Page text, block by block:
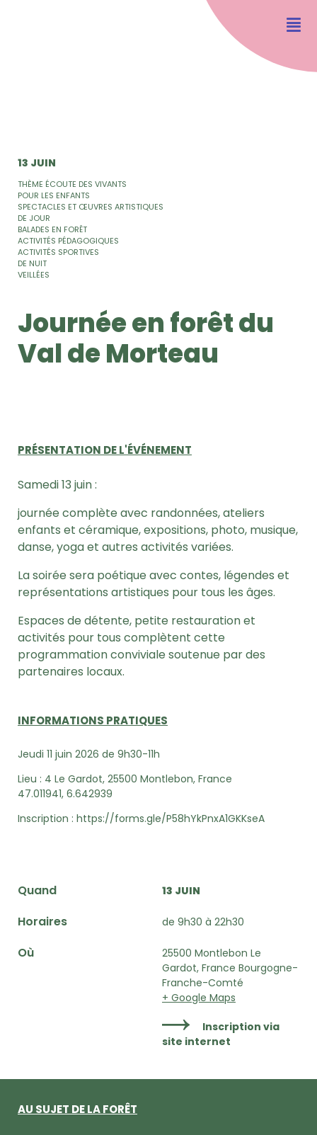
13 JUIN
THÈME ÉCOUTE DES VIVANTS
POUR LES ENFANTS
SPECTACLES ET ŒUVRES ARTISTIQUES
DE JOUR
BALADES EN FORÊT
ACTIVITÉS PÉDAGOGIQUES
ACTIVITÉS SPORTIVES
DE NUIT
VEILLÉES
Journée en forêt du
Val de Morteau
PRÉSENTATION DE L'ÉVÉNEMENT
Samedi 13 juin :
journée complète avec randonnées, ateliers
enfants et céramique, expositions, photo, musique,
danse, yoga et autres activités variées.
La soirée sera poétique avec contes, légendes et
représentations artistiques pour tous les âges.
Espaces de détente, petite restauration et
activités pour tous complètent cette
programmation conviviale soutenue par des
partenaires locaux.
INFORMATIONS PRATIQUES
Jeudi 11 juin 2026 de 9h30-11h
Lieu : 4 Le Gardot, 25500 Montlebon, France
47.011941, 6.642939
Inscription : https://forms.gle/P58hYkPnxA1GKKseA
Quand 13 JUIN
Horaires de 9h30 à 22h30
Où
25500 Montlebon Le
Gardot, France Bourgogne-
Franche-Comté
+ Google Maps
Inscription via
site internet
AU SUJET DE LA FORÊT